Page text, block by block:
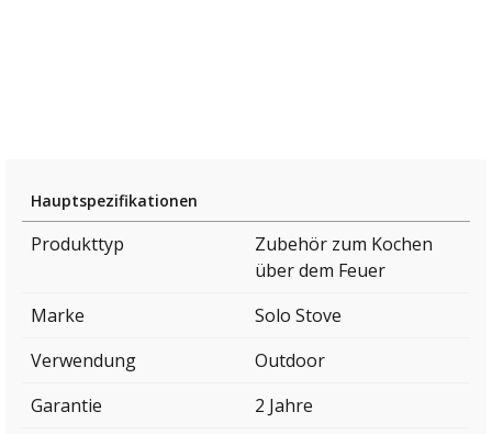
Hauptspezifikationen
Produkttyp
Zubehör zum Kochen
über dem Feuer
Marke
Solo Stove
Verwendung
Outdoor
Garantie
2 Jahre